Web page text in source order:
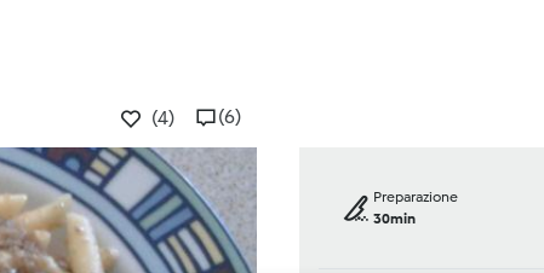
(4) (6)
Preparazione
30min